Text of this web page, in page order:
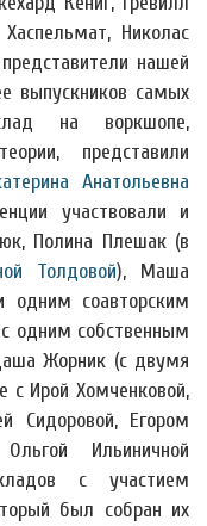
Николас
нашей
выпускников самых
на воркшопе,
представили
Анатольевна
участвовали и
Полина Плешак (в
Толдовой), Маша
одним соавторским
одним собственным
Жорник (с двумя
с Ирой Хомченковой,
Егором
Ильиничной
с участием
был собран их